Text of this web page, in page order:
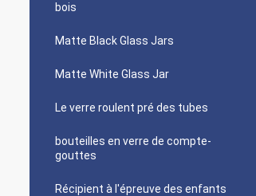
bois
Matte Black Glass Jars
Matte White Glass Jar
Le verre roulent pré des tubes
bouteilles en verre de compte-
gouttes
Récipient à l'épreuve des enfants